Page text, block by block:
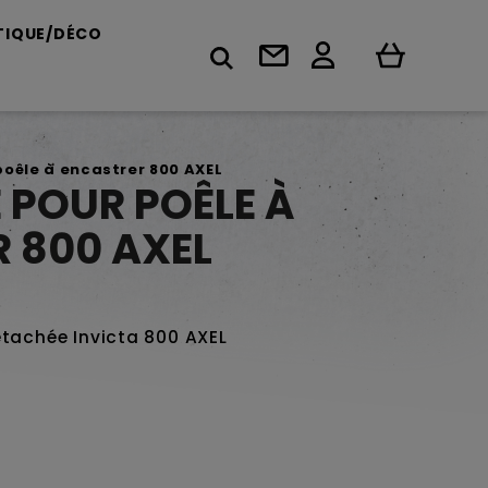
DÉCO
à encastrer 800 AXEL
POÊLE À
800 AXEL
Invicta 800 AXEL